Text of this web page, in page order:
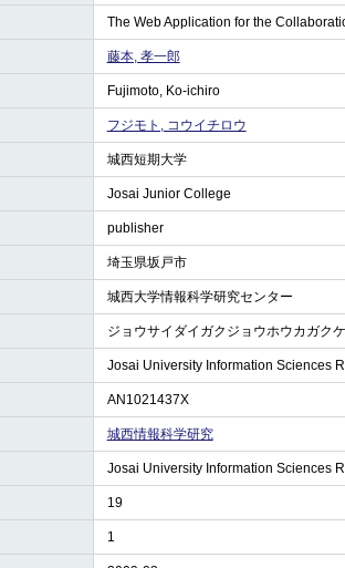
The Web Application for the
藤本, 孝一郎
Fujimoto, Ko-ichiro
フジモト, コウイチロウ
城西短期大学
Josai Junior College
publisher
埼玉県坂戸市
城西大学情報科学研究センター
ジョウサイダイガクジョウホウカガク
Josai University Information Sciences
AN1021437X
城西情報科学研究
Josai University Information Sciences
19
1